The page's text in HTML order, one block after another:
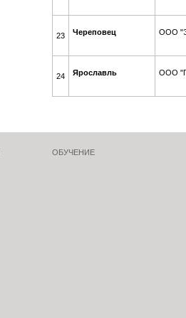
23 Череповец ООО
24 Ярославль ООО
ОБУЧЕНИЕ